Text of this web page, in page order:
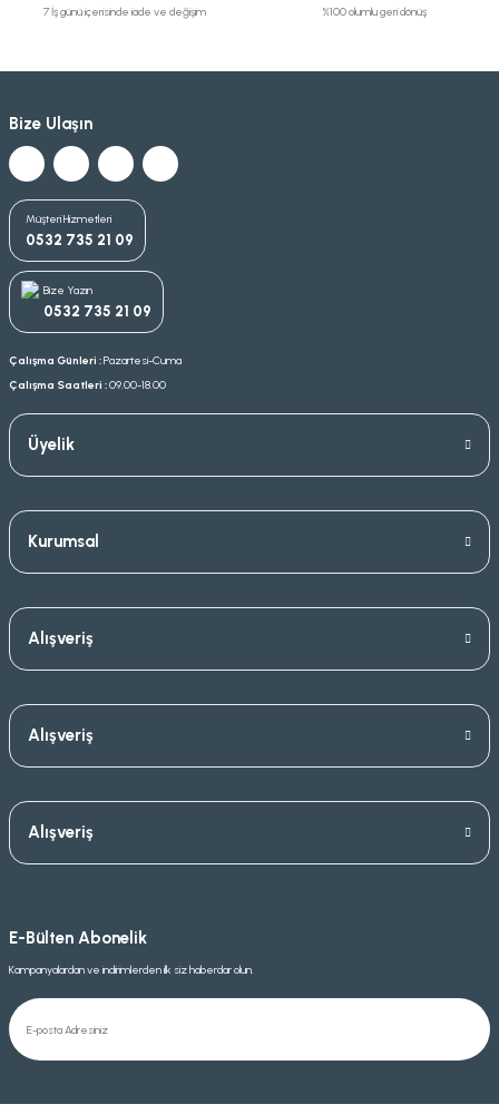
7 İş günü içerisinde iade ve değişim %100 olumlu geri dönüş
Bize Ulaşın
Müşteri Hizmetleri
0532 735 21 09
Bize Yazın
0532 735 21 09
Çalışma Günleri :Pazartesi-Cuma
Çalışma Saatleri :09.00-18.00
Üyelik
Kurumsal
Alışveriş
Alışveriş
Alışveriş
E-Bülten Abonelik
Kampanyalardan ve indirimlerden ilk siz haberdar olun.